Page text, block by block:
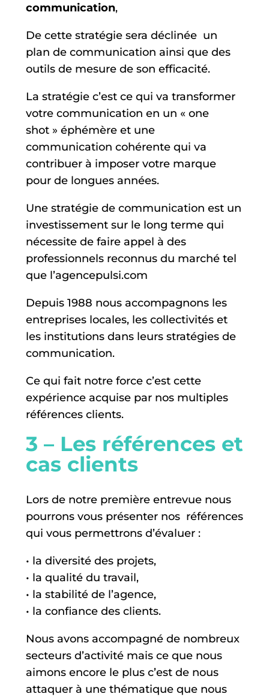
communication,
De cette stratégie sera déclinée un
plan de communication ainsi que des
outils de mesure de son efficacité.
La stratégie c’est ce qui va transformer
votre communication en un « one
shot » éphémère et une
communication cohérente qui va
contribuer à imposer votre marque
pour de longues années.
Une stratégie de communication est un
investissement sur le long terme qui
nécessite de faire appel à des
professionnels reconnus du marché tel
que l’agencepulsi.com
Depuis 1988 nous accompagnons les
entreprises locales, les collectivités et
les institutions dans leurs stratégies de
communication.
Ce qui fait notre force c’est cette
expérience acquise par nos multiples
références clients.
3 – Les références et
cas clients
Lors de notre première entrevue nous
pourrons vous présenter nos références
qui vous permettrons d’évaluer :
• la diversité des projets,
• la qualité du travail,
• la stabilité de l’agence,
• la confiance des clients.
Nous avons accompagné de nombreux
secteurs d’activité mais ce que nous
aimons encore le plus c’est de nous
attaquer à une thématique que nous